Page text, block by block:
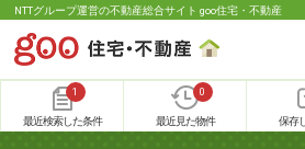
NTTグループ運営の不動産総合サイト goo住宅・不動産
1
最近検索した条件
0
最近見た物件 保存